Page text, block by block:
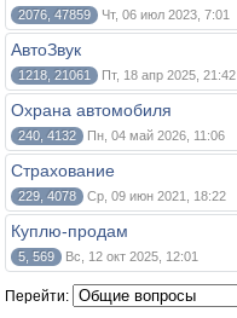
2076, 47859 Чт, 06 июл 2023, 7:01
АвтоЗвук
1218, 21061 Пт, 18 апр 2025, 21:42
Охрана автомобиля
240, 4132 Пн, 04 май 2026, 11:06
Страхование
229, 4078 Ср, 09 июн 2021, 18:22
Куплю-продам
5, 569 Вс, 12 окт 2025, 12:01
Перейти: